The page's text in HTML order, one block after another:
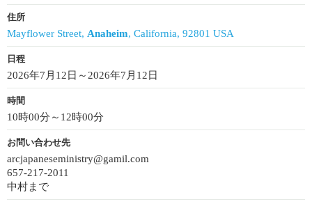
住所
Mayflower Street, Anaheim, California, 92801 USA
日程
2026年7月12日～2026年7月12日
時間
10時00分～12時00分
お問い合わせ先
arcjapaneseministry@gamil.com
657-217-2011
中村まで